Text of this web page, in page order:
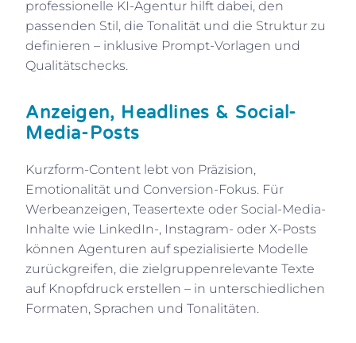
professionelle KI-Agentur hilft dabei, den
passenden Stil, die Tonalität und die Struktur zu
definieren – inklusive Prompt-Vorlagen und
Qualitätschecks.
Anzeigen, Headlines & Social-
Media-Posts
Kurzform-Content lebt von Präzision,
Emotionalität und Conversion-Fokus. Für
Werbeanzeigen, Teasertexte oder Social-Media-
Inhalte wie LinkedIn-, Instagram- oder X-Posts
können Agenturen auf spezialisierte Modelle
zurückgreifen, die zielgruppenrelevante Texte
auf Knopfdruck erstellen – in unterschiedlichen
Formaten, Sprachen und Tonalitäten.